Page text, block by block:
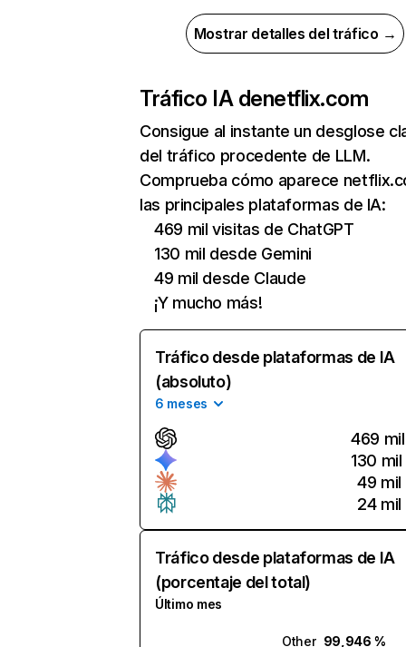
Mostrar detalles del tráfico →
Tráfico IA denetflix.com
Consigue al instante un desglose
del tráfico procedente de LLM.
Comprueba cómo aparece
las principales plataformas de IA:
469 mil visitas de ChatGPT
130 mil desde Gemini
49 mil desde Claude
¡Y mucho más!
Tráfico desde plataformas de IA
(absoluto)
6 meses
469 mil
130 mil
49 mil
24 mil
Tráfico desde plataformas de IA
(porcentaje del total)
Último mes
Other 99,946 %